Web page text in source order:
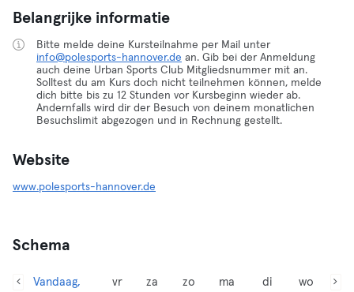
Belangrijke informatie
Bitte melde deine Kursteilnahme per Mail unter
info@polesports-hannover.de an. Gib bei der Anmeldung
auch deine Urban Sports Club Mitgliedsnummer mit an.
Solltest du am Kurs doch nicht teilnehmen können, melde
dich bitte bis zu 12 Stunden vor Kursbeginn wieder ab.
Andernfalls wird dir der Besuch von deinem monatlichen
Besuchslimit abgezogen und in Rechnung gestellt.
Website
www.polesports-hannover.de
Schema
Vandaag,
vr
za
zo
ma
di
wo